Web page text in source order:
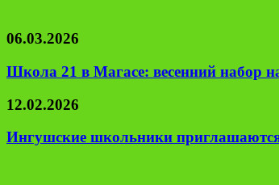
06.03.2026
Школа 21 в Магасе: весенний набор
12.02.2026
Ингушские школьники